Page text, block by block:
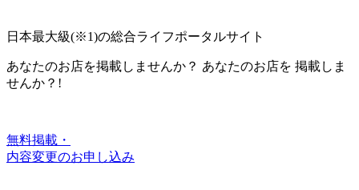
日本最大級(※1)の総合ライフポータルサイト
あなたのお店を掲載しませんか？ あなたのお店を 掲載しま
せんか？!
無料掲載・
内容変更のお申し込み